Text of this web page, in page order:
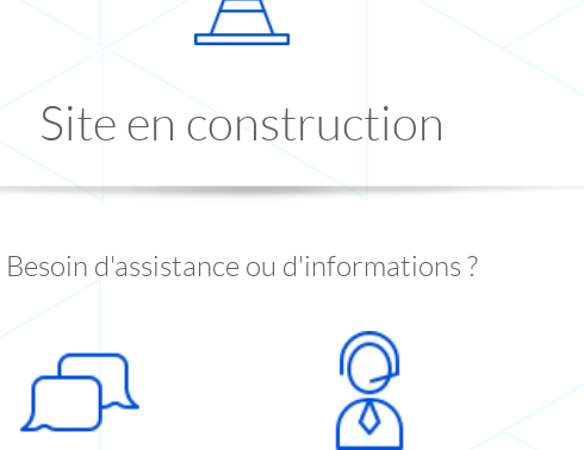
Site en construction
Besoin d'assistance ou d'informations ?